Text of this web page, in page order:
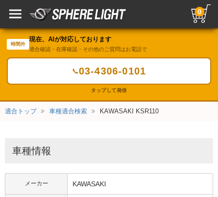
0
時間外
現在、AIが対応しております
適合確認・在庫確認・その他のご質問はお電話で
📞03-4306-0101
タップして発信
適合トップ 車種適合検索 KAWASAKI KSR110
車種情報
メーカー KAWASAKI